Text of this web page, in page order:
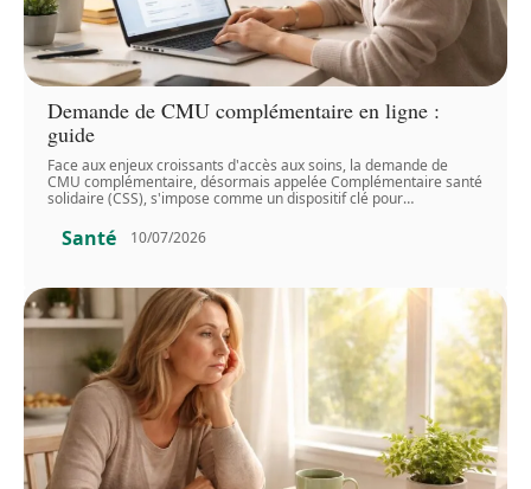
Demande de CMU complémentaire en ligne :
guide
Face aux enjeux croissants d'accès aux soins, la demande de
CMU complémentaire, désormais appelée Complémentaire santé
solidaire (CSS), s'impose comme un dispositif clé pour…
Santé 10/07/2026